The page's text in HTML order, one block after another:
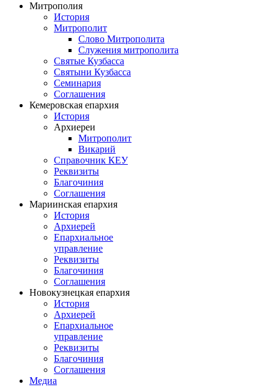
Митрополия
История
Митрополит
Слово Митрополита
Служения митрополита
Святые Кузбасса
Святыни Кузбасса
Семинария
Соглашения
Кемеровская епархия
История
Архиереи
Митрополит
Викарий
Справочник КЕУ
Реквизиты
Благочиния
Соглашения
Мариинская епархия
История
Архиерей
Епархиальное
управление
Реквизиты
Благочиния
Соглашения
Новокузнецкая епархия
История
Архиерей
Епархиальное
управление
Реквизиты
Благочиния
Соглашения
Медиа